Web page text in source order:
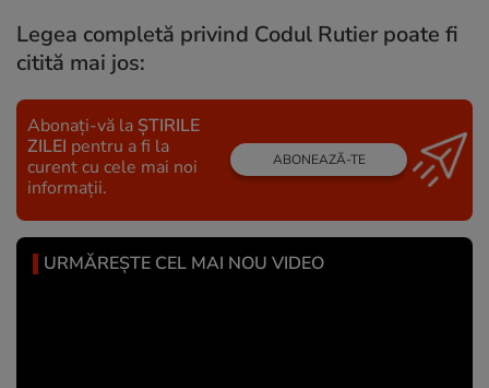
Legea completă privind Codul Rutier poate fi
citită mai jos:
Abonați-vă la ȘTIRILE
ZILEI pentru a fi la
curent cu cele mai noi
informații.
ABONEAZĂ-TE
URMĂREȘTE CEL MAI NOU VIDEO